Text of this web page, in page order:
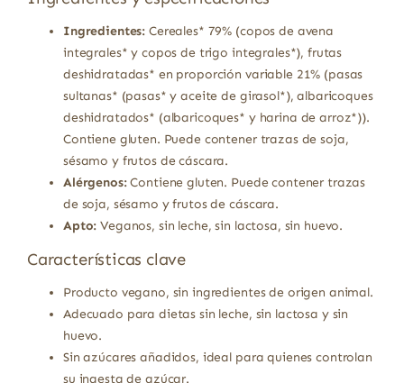
Ingredientes: Cereales* 79% (copos de avena
integrales* y copos de trigo integrales*), frutas
deshidratadas* en proporción variable 21% (pasas
sultanas* (pasas* y aceite de girasol*), albaricoques
deshidratados* (albaricoques* y harina de arroz*)).
Contiene gluten. Puede contener trazas de soja,
sésamo y frutos de cáscara.
Alérgenos:Contiene gluten. Puede contener trazas
de soja, sésamo y frutos de cáscara.
Apto: Veganos, sin leche, sin lactosa, sin huevo.
Características clave
Producto vegano, sin ingredientes de origen animal.
Adecuado para dietas sin leche, sin lactosa y sin
huevo.
Sin azúcares añadidos, ideal para quienes controlan
su ingesta de azúcar.